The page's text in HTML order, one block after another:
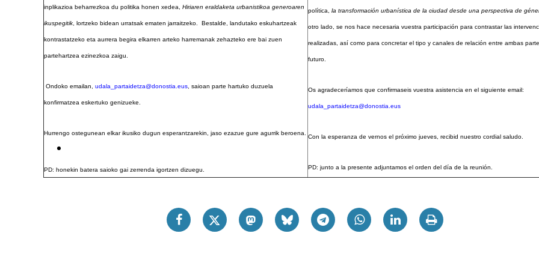
inplikazioa beharrezkoa du politika honen xedea, Hiriaren eraldaketa urbanistikoa generoaren
ikuspegitik , lortzeko bidean urratsak ematen jarraitzeko. Bestalde, landutako eskuhartzeak
kontrastatzeko eta aurrera begira elkarren arteko harremanak zehazteko ere bai zuen
partehartzea ezinezkoa zaigu.
Ondoko emailan, udala_partaidetza@donostia.eus , saioan parte hartuko duzuela
konfirmatzea eskertuko genizueke.
Hurrengo ostegunean elkar ikusiko dugun esperantzarekin, jaso ezazue gure agurrik beroena.
PD: honekin batera saioko gai zerrenda igortzen dizuegu.
política, la transformación urbanística de la ciudad desde una perspectiva de
otro lado, se nos hace necesaria vuestra participación para contrastar las
realizadas, así como para concretar el tipo y canales de relación entre ambas
futuro.
Os agradeceríamos que confirmaseis vuestra asistencia en el siguiente email:
udala_partaidetza@donostia.eus
Con la esperanza de vernos el próximo jueves, recibid nuestro cordial saludo.
PD: junto a la presente adjuntamos el orden del día de la reunión.